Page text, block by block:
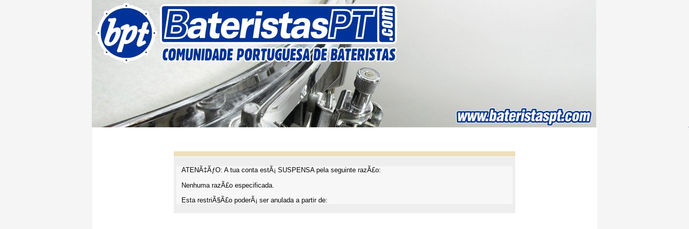
ATENÃ‡ÃƒO: A tua conta estÃ¡ SUSPENSA pela seguinte razÃ£o:
Nenhuma razÃ£o especificada.
Esta restriÃ§Ã£o poderÃ¡ ser anulada a partir de: